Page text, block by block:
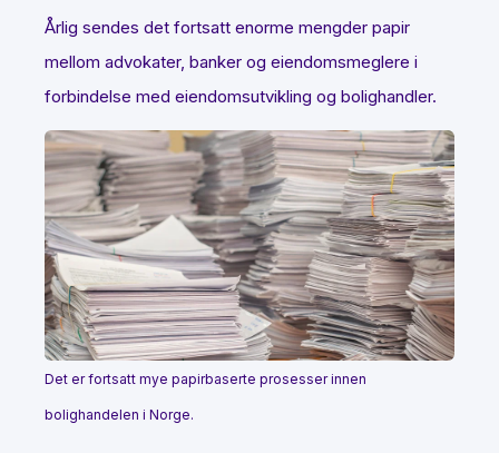
Årlig sendes det fortsatt enorme mengder papir
mellom advokater, banker og eiendomsmeglere i
forbindelse med eiendomsutvikling og bolighandler.
Det er fortsatt mye papirbaserte prosesser innen
bolighandelen i Norge.